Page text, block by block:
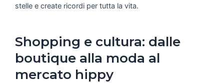
stelle e create ricordi per tutta la vita.
Shopping e cultura: dalle
boutique alla moda al
mercato hippy